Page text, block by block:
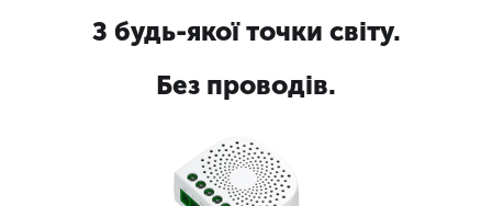
З будь-якої точки світу.
Без проводів.